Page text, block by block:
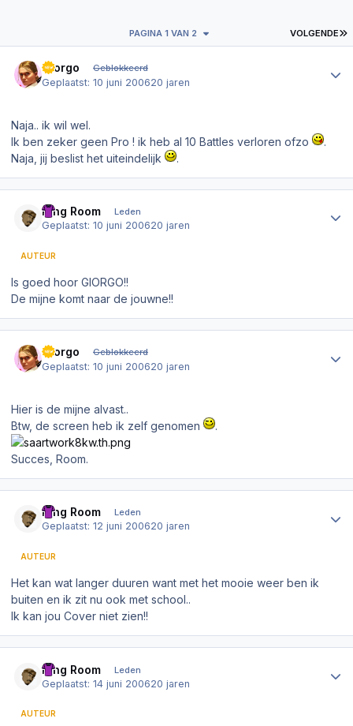
VOLGENDE
PAGINA 1 VAN 2
Giorgo Geblokkeerd
Geplaatst:10 juni 200620 jaren
Naja.. ik wil wel.
Ik ben zeker geen Pro ! ik heb al 10 Battles verloren ofzo
.
Naja, jij beslist het uiteindelijk
.
King Room Leden
Geplaatst:10 juni 200620 jaren
AUTEUR
Is goed hoor GIORGO!!
De mijne komt naar de jouwne!!
Giorgo Geblokkeerd
Geplaatst:10 juni 200620 jaren
Hier is de mijne alvast..
Btw, de screen heb ik zelf genomen
.
Succes, Room.
King Room Leden
Geplaatst:12 juni 200620 jaren
AUTEUR
Het kan wat langer duuren want met het mooie weer ben ik
buiten en ik zit nu ook met school..
Ik kan jou Cover niet zien!!
King Room Leden
Geplaatst:14 juni 200620 jaren
AUTEUR